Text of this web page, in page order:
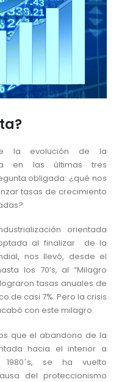
la evolución de la
en las últimas tres
obligada: ¿qué nos
tasas de crecimiento
orientada
al finalizar de la
nos llevó, desde el
los 70’s, al “Milagro
tasas anuales de
de casi 7%. Pero la crisis
con este milagro.
que el abandono de la
hacia el interior a
se ha vuelto
del proteccionismo